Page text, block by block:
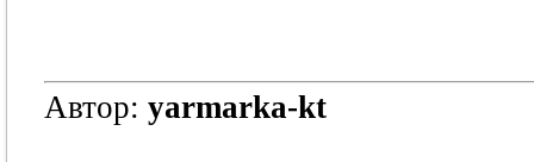
Автор: yarmarka-kt